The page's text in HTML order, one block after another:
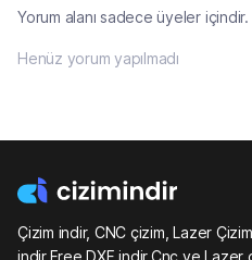
Yorum alanı sadece üyeler içindir.
Henüz yorum yapılmadı
Çizim indir, CNC çizim, Lazer
indir,Free DXF indir,Cnc ve